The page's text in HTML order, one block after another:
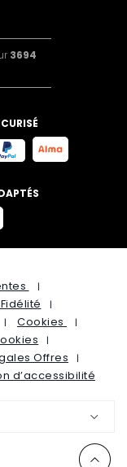
3694
Cookies
Offres
d’accessibilité